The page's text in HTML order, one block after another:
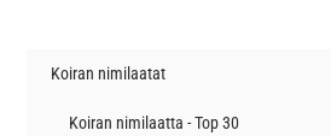
Koiran nimilaatat
Koiran nimilaatta - Top 30